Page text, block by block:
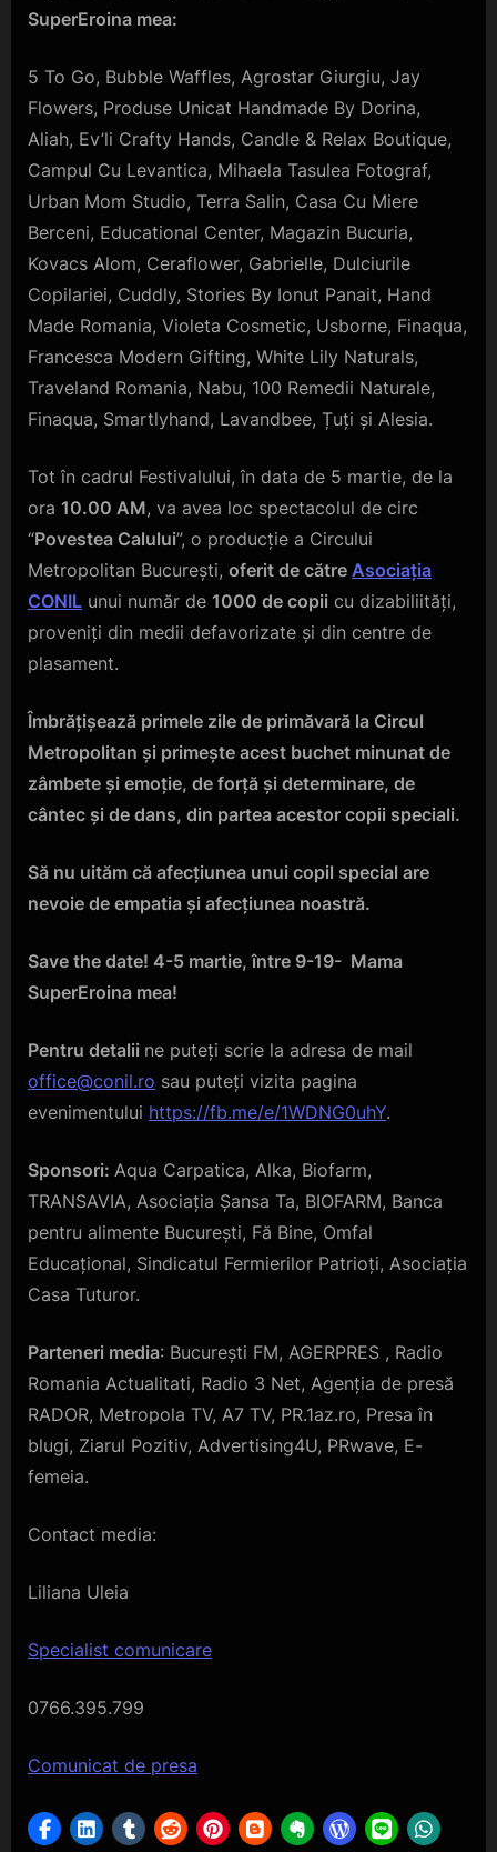
SuperEroina mea:
5 To Go, Bubble Waffles, Agrostar Giurgiu, Jay
Flowers, Produse Unicat Handmade By Dorina,
Aliah, Ev’li Crafty Hands, Candle & Relax Boutique,
Campul Cu Levantica, Mihaela Tasulea Fotograf,
Urban Mom Studio, Terra Salin, Casa Cu Miere
Berceni, Educational Center, Magazin Bucuria,
Kovacs Alom, Ceraflower, Gabrielle, Dulciurile
Copilariei, Cuddly, Stories By Ionut Panait, Hand
Made Romania, Violeta Cosmetic, Usborne, Finaqua,
Francesca Modern Gifting, White Lily Naturals,
Traveland Romania, Nabu, 100 Remedii Naturale,
Finaqua, Smartlyhand, Lavandbee, Țuți și Alesia.
Tot în cadrul Festivalului, în data de 5 martie, de la
ora 10.00 AM, va avea loc spectacolul de circ
“Povestea Calului”, o producție a Circului
Metropolitan București, oferit de către Asociația
CONIL unui număr de 1000 de copii cu dizabiliități,
proveniți din medii defavorizate și din centre de
plasament.
Îmbrățișează primele zile de primăvară la Circul
Metropolitan și primește acest buchet minunat de
zâmbete și emoție, de forță și determinare, de
cântec și de dans, din partea acestor copii speciali.
Să nu uităm că afecțiunea unui copil special are
nevoie de empatia și afecțiunea noastră.
Save the date! 4-5 martie, între 9-19- Mama
SuperEroina mea!
Pentru detalii ne puteți scrie la adresa de mail
office@conil.ro sau puteți vizita pagina
evenimentului https://fb.me/e/1WDNG0uhY.
Sponsori: Aqua Carpatica, Alka, Biofarm,
TRANSAVIA, Asociația Șansa Ta, BIOFARM, Banca
pentru alimente București, Fă Bine, Omfal
Educațional, Sindicatul Fermierilor Patrioți, Asociația
Casa Tuturor.
Parteneri media: București FM, AGERPRES , Radio
Romania Actualitati, Radio 3 Net, Agenția de presă
RADOR, Metropola TV, A7 TV, PR.1az.ro, Presa în
blugi, Ziarul Pozitiv, Advertising4U, PRwave, E-
femeia.
Contact media:
Liliana Uleia
Specialist comunicare
0766.395.799
Navigare
în
Comunicat de presa